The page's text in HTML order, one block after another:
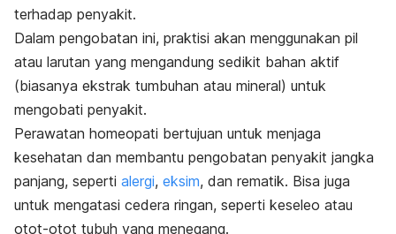
terhadap penyakit.
Dalam pengobatan ini, praktisi akan menggunakan pil
atau larutan yang mengandung sedikit bahan aktif
(biasanya ekstrak tumbuhan atau mineral) untuk
mengobati penyakit.
Perawatan homeopati bertujuan untuk menjaga
kesehatan dan membantu pengobatan penyakit jangka
panjang, seperti alergi, eksim, dan rematik. Bisa juga
untuk mengatasi cedera ringan, seperti keseleo atau
otot-otot tubuh yang menegang.